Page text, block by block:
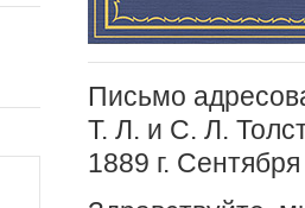
Письмо
T. Л. и C. Л.
1889 г.